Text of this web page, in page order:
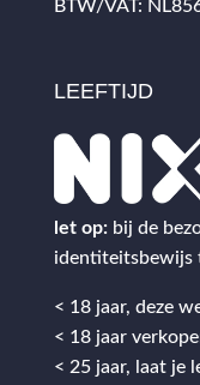
BTW/VAT:
LEEFTIJD
let op: bij de
identiteitsbewijs
< 18 jaar, deze
< 18 jaar
< 25 jaar, laat je